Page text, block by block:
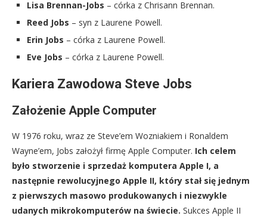
Lisa Brennan-Jobs – córka z Chrisann Brennan.
Reed Jobs – syn z Laurene Powell.
Erin Jobs – córka z Laurene Powell.
Eve Jobs – córka z Laurene Powell.
Kariera Zawodowa Steve Jobs
Założenie Apple Computer
W 1976 roku, wraz ze Steve’em Wozniakiem i Ronaldem
Wayne’em, Jobs założył firmę Apple Computer. Ich celem
było stworzenie i sprzedaż komputera Apple I, a
następnie rewolucyjnego Apple II, który stał się jednym
z pierwszych masowo produkowanych i niezwykle
udanych mikrokomputerów na świecie. Sukces Apple II